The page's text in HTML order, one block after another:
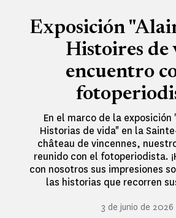
Exposición
Histoires de
encuentro
En el marco de la exposición
Historias de vida" en la
château de vincennes,
reunido con el fotoperiodista.
con nosotros sus impresiones
las historias que recorren
3 de junio de 2026